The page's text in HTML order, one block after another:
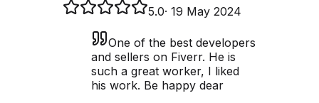
5.0· 19 May 2024
One of the best developers
and sellers on Fiverr. He is
such a great worker, I liked
his work. Be happy dear